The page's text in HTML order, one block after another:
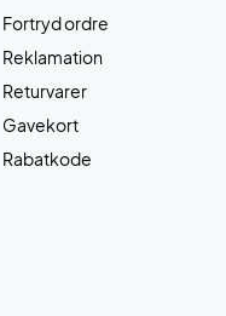
Fortryd ordre
Reklamation
Returvarer
Gavekort
Rabatkode